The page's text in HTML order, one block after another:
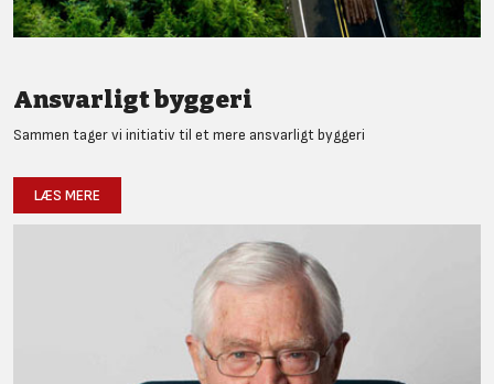
Ansvarligt byggeri
Sammen tager vi initiativ til et mere ansvarligt byggeri
LÆS MERE